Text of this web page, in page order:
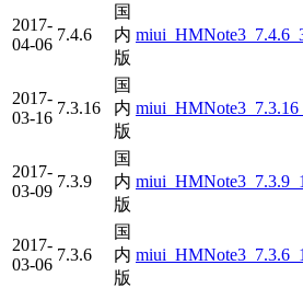
2017-
04-06
7.4.6
国
内
版
2017-
03-16
7.3.16
国
内
版
2017-
03-09
7.3.9
国
内
版
2017-
03-06
7.3.6
国
内
版